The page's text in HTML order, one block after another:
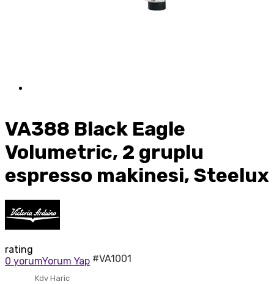
VA388 Black Eagle
Volumetric, 2 gruplu
espresso makinesi, Steelux
rating
0 yorumYorum Yap #VA1001
Kdv Haric